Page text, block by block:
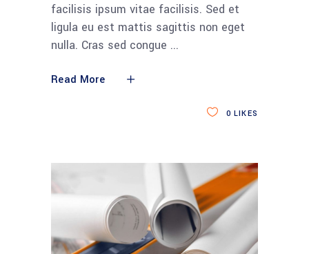
facilisis ipsum vitae facilisis. Sed et
ligula eu est mattis sagittis non eget
nulla. Cras sed congue
Read More
0 LIKES